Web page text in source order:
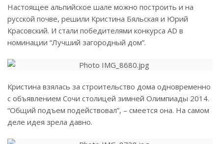
Настоящее альпийское шале можно построить и на
русской почве, решили Кристина Бяльская и Юрий
Красовский. И стали победителями конкурса AD в
номинации “Лучший загородный дом”.
Кристина взялась за строительство дома одновременно
с объявлением Сочи столицей зимней Олимпиады 2014.
“Общий подъем подействовал”, – смеется она. На самом
деле идея зрела давно.